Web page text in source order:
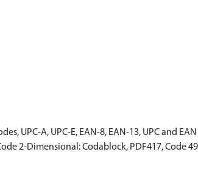
UPC-A, UPC-E, EAN-8, EAN-13, UPC and
2-Dimensional: Codablock, PDF417, Code